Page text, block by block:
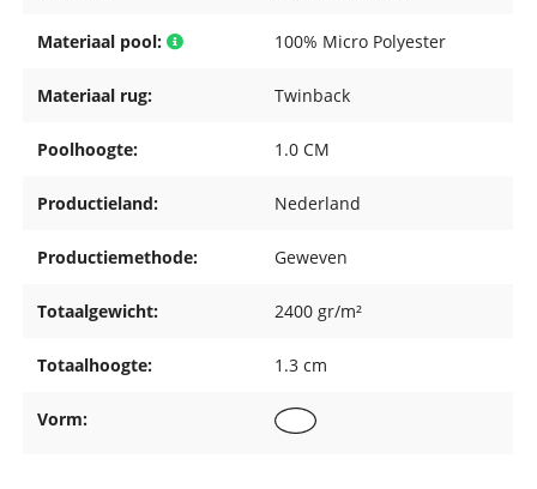
Materiaal pool: 100% Micro Polyester
Materiaal rug: Twinback
Poolhoogte: 1.0 CM
Productieland: Nederland
Productiemethode: Geweven
Totaalgewicht: 2400 gr/m²
Totaalhoogte: 1.3 cm
Vorm: